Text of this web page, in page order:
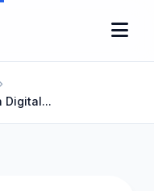
Digital...